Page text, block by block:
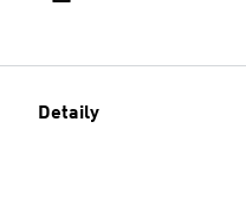
Detaily